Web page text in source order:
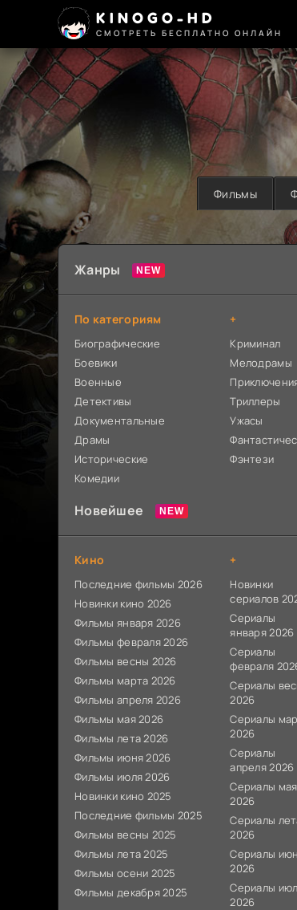
KINOGO-HD
СМОТРЕТЬ БЕСПЛАТНО ОНЛАЙН
Фильмы
Жанры
По категориям
Биографические
Боевики
Военные
Детективы
Документальные
Драмы
Исторические
Комедии
+
Криминал
Мелодрамы
Триллеры
Ужасы
Фэнтези
Новейшее
Кино
Последние фильмы 2026
Новинки кино 2026
Фильмы января 2026
Фильмы февраля 2026
Фильмы весны 2026
Фильмы марта 2026
Фильмы апреля 2026
Фильмы мая 2026
Фильмы лета 2026
Фильмы июня 2026
Фильмы июля 2026
Новинки кино 2025
Последние фильмы 2025
Фильмы весны 2025
Фильмы лета 2025
Фильмы осени 2025
Фильмы декабря 2025
+
Новинки
сериалов
Сериалы
января 2026
Сериалы
февраля
Сериалы
2026
Сериалы
2026
Сериалы
апреля 2026
Сериалы мая
2026
Сериалы
2026
Сериалы
2026
Сериалы
2026